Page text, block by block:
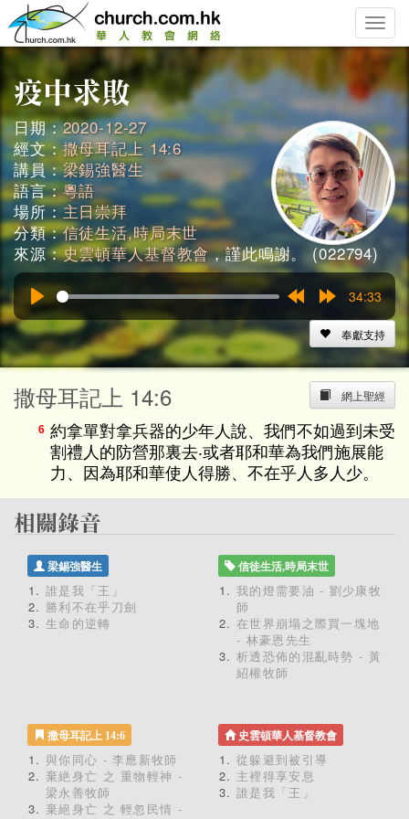
Toggle
日期：2020-12-27
經文：撒母耳記上 14:6
講員：梁錫強醫生
語言：粵語
場所：主日崇拜
分類：信徒生活,時局末世
來源：史雲頓華人基督教會，謹此鳴謝。 (022794)
Play
15s
15s
34:33
奉獻支持
網上聖經
撒母耳記上 14:6
6 約拿單對拿兵器的少年人說、我們不如過到未受
割禮人的防營那裏去‧或者耶和華為我們施展能
力、因為耶和華使人得勝、不在乎人多人少。
梁錫強醫生
誰是我「王」
勝利不在乎刀劍
生命的逆轉
信徒生活,時局末世
我的燈需要油 - 劉少康牧
師
在世界崩塌之際買一塊地
- 林豪恩先生
析透恐佈的混亂時勢 - 黃
紹權牧師
撒母耳記上 14:6
與你同心 - 李應新牧師
棄絶身亡 之 重物輕神 -
梁永善牧師
棄絕身亡 之 輕忽民情 -
史雲頓華人基督教會
從躲避到被引導
主裡得享安息
誰是我「王」